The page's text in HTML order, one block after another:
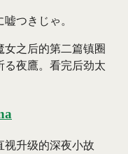
つきじゃ。
之后的第二篇镇圈
る夜鷹。看完后劲太
视升级的深夜小故